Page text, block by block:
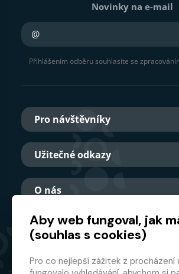
Novinky na e-mail
Přihlášením odběru souhlasíte se
Pro návštěvníky
Užitečné odkazy
O nás
Hlavní partner
Aby web fungoval, jak
(souhlas s cookies)
Pro co nejlepší zážitek z procházení